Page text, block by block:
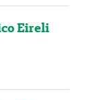
Eireli